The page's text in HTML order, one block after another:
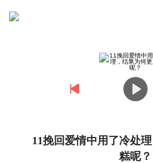
11挽回爱情中用了冷处
糕呢？